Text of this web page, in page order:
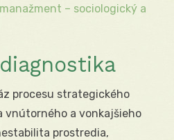
– sociologický a
procesu strategického
vnútorného a vonkajšieho
prostredia,